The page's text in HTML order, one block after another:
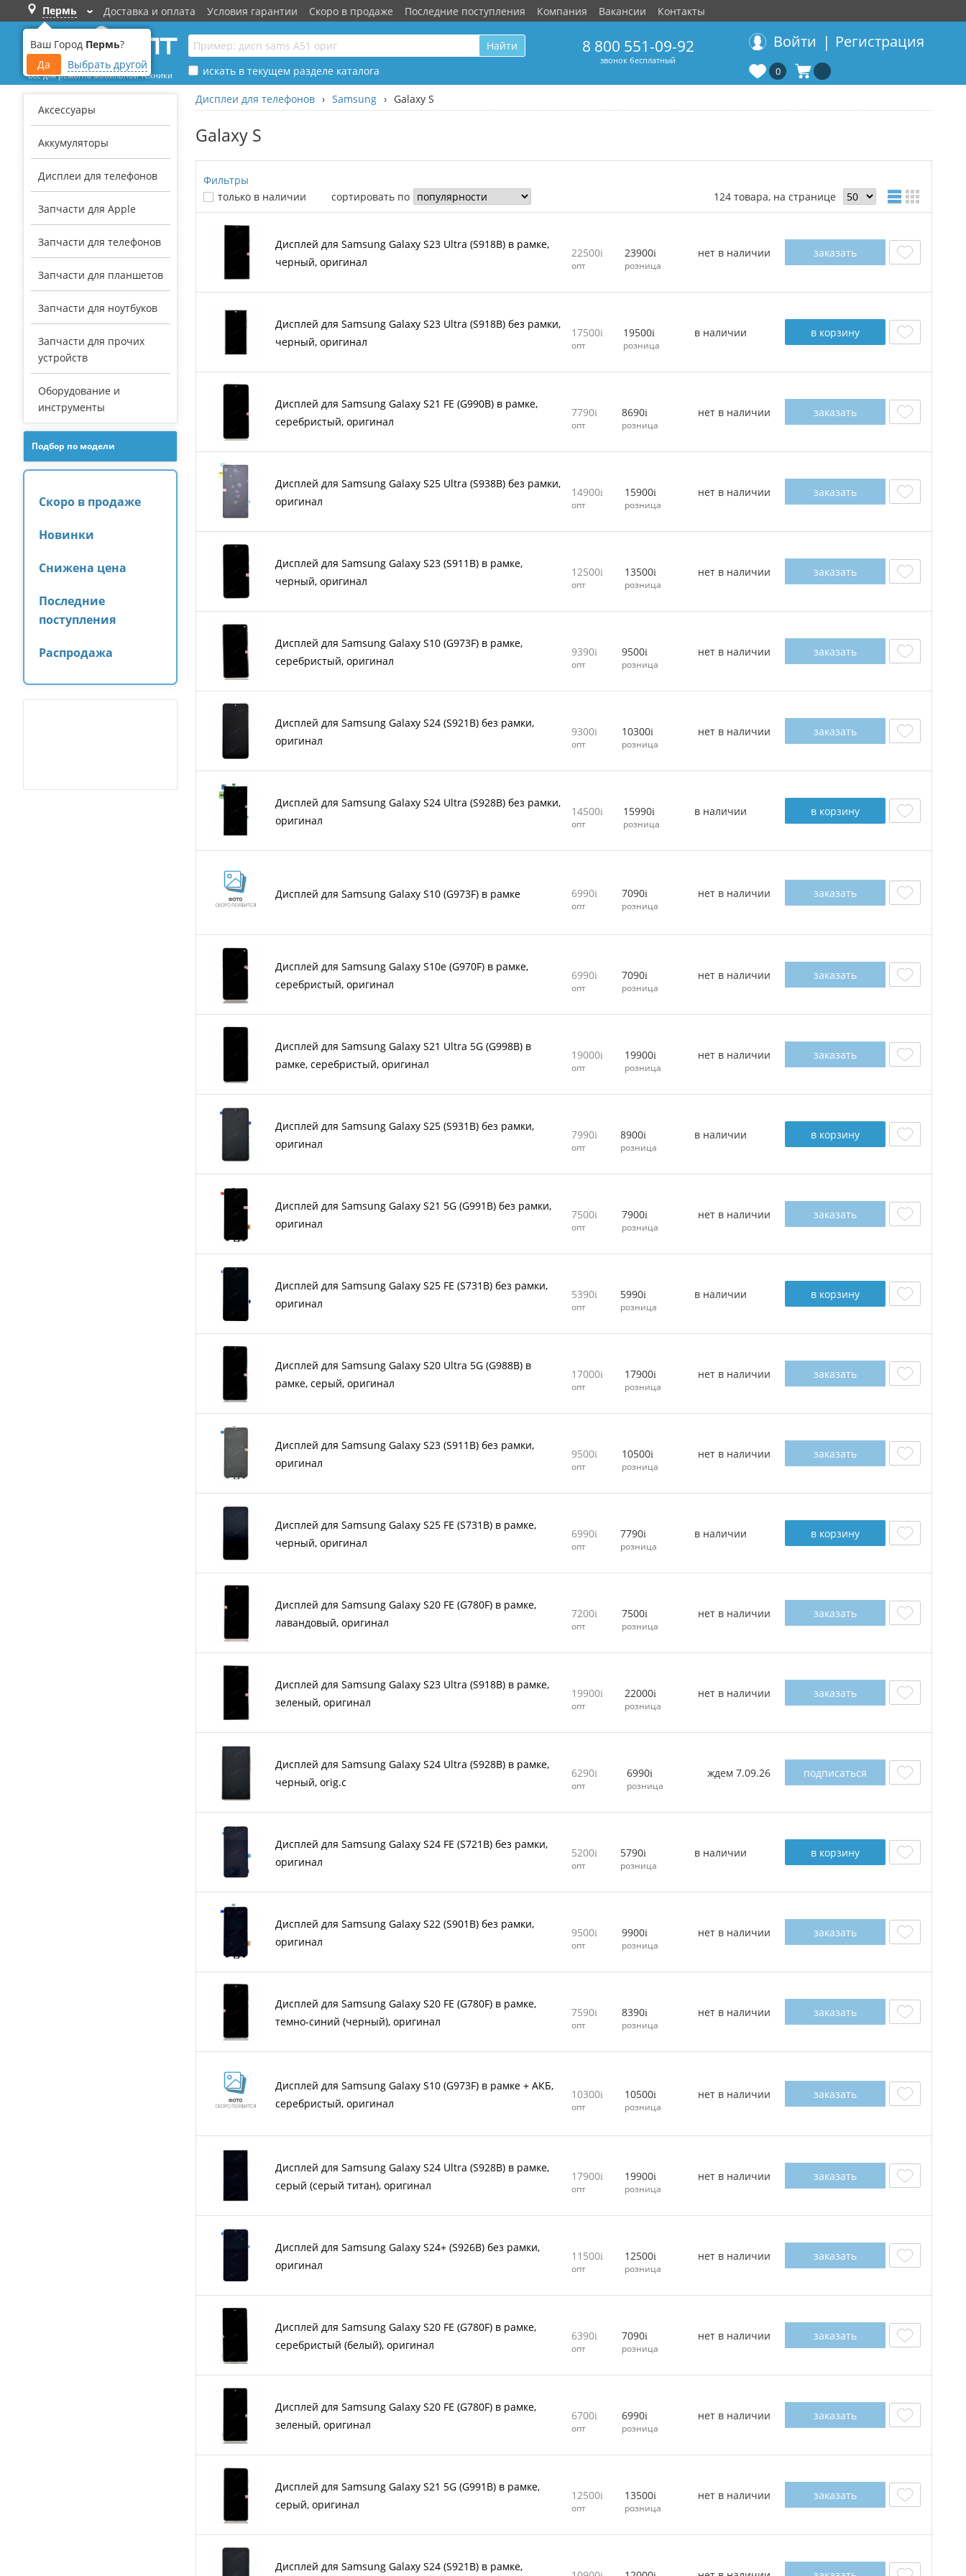
Ваш Город Пермь?
Да
Выбрать другой
Пермь › Доставка и оплата Условия гарантии Скоро в продаже Последние поступления Компания Вакансии Контакты
Все для ремонта мобильной техники
Найти
искать в текущем разделе каталога
8 800 551-09-92
звонок бесплатный
Войти | Регистрация
0
Аксессуары
Аккумуляторы
Дисплеи для телефонов
Запчасти для Apple
Запчасти для телефонов
Запчасти для планшетов
Запчасти для ноутбуков
Запчасти для прочих
устройств
Оборудование и
инструменты
Подбор по модели
Скоро в продаже
Новинки
Снижена цена
Последние
поступления
Распродажа
Дисплеи для телефонов › Samsung › Galaxy S
Galaxy S
Фильтры
только в наличии
сортировать по 124 товара, на странице
Дисплей для Samsung Galaxy S23 Ultra (S918B) в рамке,
черный, оригинал
22500
опт
23900
розница
нет в наличии заказать
Дисплей для Samsung Galaxy S23 Ultra (S918B) без рамки,
черный, оригинал
17500
опт
19500
розница
в наличии в корзину
Дисплей для Samsung Galaxy S21 FE (G990B) в рамке,
серебристый, оригинал
7790
опт
8690
розница
нет в наличии заказать
Дисплей для Samsung Galaxy S25 Ultra (S938B) без рамки,
оригинал
14900
опт
15900
розница
нет в наличии заказать
Дисплей для Samsung Galaxy S23 (S911B) в рамке,
черный, оригинал
12500
опт
13500
розница
нет в наличии заказать
Дисплей для Samsung Galaxy S10 (G973F) в рамке,
серебристый, оригинал
9390
опт
9500
розница
нет в наличии заказать
Дисплей для Samsung Galaxy S24 (S921B) без рамки,
оригинал
9300
опт
10300
розница
нет в наличии заказать
Дисплей для Samsung Galaxy S24 Ultra (S928B) без рамки,
оригинал
14500
опт
15990
розница
в наличии в корзину
Дисплей для Samsung Galaxy S10 (G973F) в рамке 6990
опт
7090
розница
нет в наличии заказать
Дисплей для Samsung Galaxy S10e (G970F) в рамке,
серебристый, оригинал
6990
опт
7090
розница
нет в наличии заказать
Дисплей для Samsung Galaxy S21 Ultra 5G (G998B) в
рамке, серебристый, оригинал
19000
опт
19900
розница
нет в наличии заказать
Дисплей для Samsung Galaxy S25 (S931B) без рамки,
оригинал
7990
опт
8900
розница
в наличии в корзину
Дисплей для Samsung Galaxy S21 5G (G991B) без рамки,
оригинал
7500
опт
7900
розница
нет в наличии заказать
Дисплей для Samsung Galaxy S25 FE (S731B) без рамки,
оригинал
5390
опт
5990
розница
в наличии в корзину
Дисплей для Samsung Galaxy S20 Ultra 5G (G988B) в
рамке, серый, оригинал
17000
опт
17900
розница
нет в наличии заказать
Дисплей для Samsung Galaxy S23 (S911B) без рамки,
оригинал
9500
опт
10500
розница
нет в наличии заказать
Дисплей для Samsung Galaxy S25 FE (S731B) в рамке,
черный, оригинал
6990
опт
7790
розница
в наличии в корзину
Дисплей для Samsung Galaxy S20 FE (G780F) в рамке,
лавандовый, оригинал
7200
опт
7500
розница
нет в наличии заказать
Дисплей для Samsung Galaxy S23 Ultra (S918B) в рамке,
зеленый, оригинал
19900
опт
22000
розница
нет в наличии заказать
Дисплей для Samsung Galaxy S24 Ultra (S928B) в рамке,
черный, orig.c
6290
опт
6990
розница
ждем 7.09.26 подписаться
Дисплей для Samsung Galaxy S24 FE (S721B) без рамки,
оригинал
5200
опт
5790
розница
в наличии в корзину
Дисплей для Samsung Galaxy S22 (S901B) без рамки,
оригинал
9500
опт
9900
розница
нет в наличии заказать
Дисплей для Samsung Galaxy S20 FE (G780F) в рамке,
темно-синий (черный), оригинал
7590
опт
8390
розница
нет в наличии заказать
Дисплей для Samsung Galaxy S10 (G973F) в рамке + АКБ,
серебристый, оригинал
10300
опт
10500
розница
нет в наличии заказать
Дисплей для Samsung Galaxy S24 Ultra (S928B) в рамке,
серый (серый титан), оригинал
17900
опт
19900
розница
нет в наличии заказать
Дисплей для Samsung Galaxy S24+ (S926B) без рамки,
оригинал
11500
опт
12500
розница
нет в наличии заказать
Дисплей для Samsung Galaxy S20 FE (G780F) в рамке,
серебристый (белый), оригинал
6390
опт
7090
розница
нет в наличии заказать
Дисплей для Samsung Galaxy S20 FE (G780F) в рамке,
зеленый, оригинал
6700
опт
6990
розница
нет в наличии заказать
Дисплей для Samsung Galaxy S21 5G (G991B) в рамке,
серый, оригинал
12500
опт
13500
розница
нет в наличии заказать
Дисплей для Samsung Galaxy S24 (S921B) в рамке,